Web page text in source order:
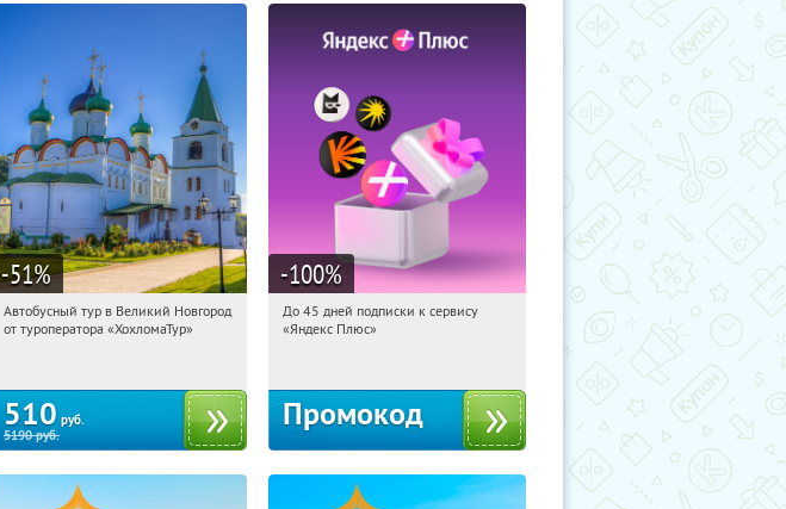
-51%
11:07:56 Купили:2
Автобусный тур в Великий Новгород
от туроператора «ХохломаТур»
510 руб.
5190руб.
-100%
11:07:56 Получили:
До 45 дней подписки к сервису
«Яндекс Плюс»
Промокод